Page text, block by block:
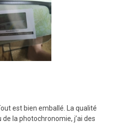
est bien emballé. La qualité
la photochronomie, j’ai des